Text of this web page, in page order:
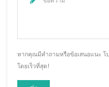
หากคุณมีคำถามหรือข้อเสนอแนะ โ
โดยเร็วที่สุด!